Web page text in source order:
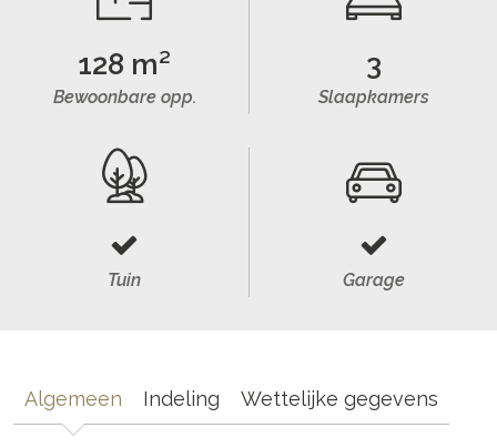
128 m²
Bewoonbare opp.
3
Slaapkamers
Tuin Garage
Algemeen Indeling Wettelijke gegevens